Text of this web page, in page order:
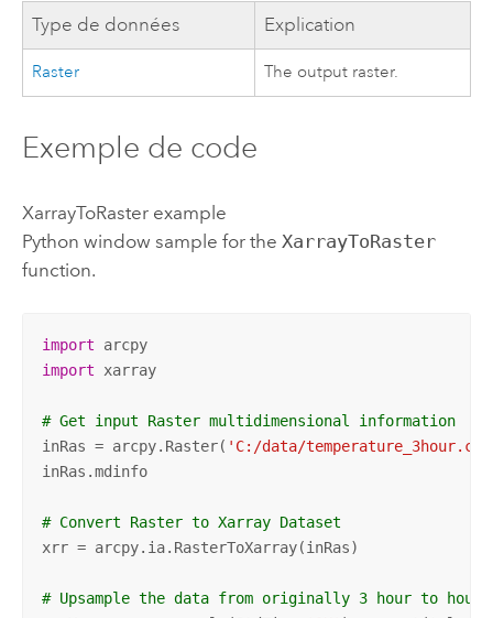
Type de données Explication
Raster The output raster.
Exemple de code
XarrayToRaster example
Python window sample for the XarrayToRaster
function.
import
arcpy
import xarray
# Get input Raster multidimensional information
inRas = arcpy.Raster( 'C:/data/
inRas.mdinfo
# Convert Raster to Xarray Dataset
xrr = arcpy.ia.RasterToXarray(inRas)
# Upsample the data from originally 3 hour to